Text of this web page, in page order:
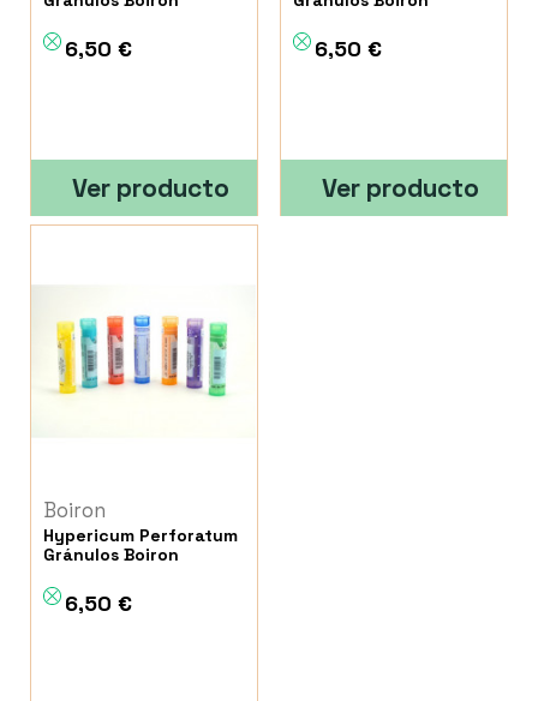
6,50 €
Ver producto
6,50 €
Ver producto
Boiron
Hypericum Perforatum
Gránulos Boiron
6,50 €